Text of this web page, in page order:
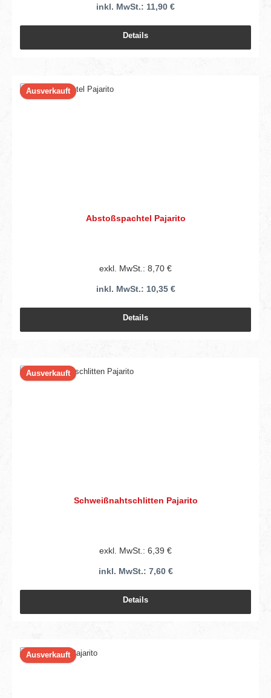
inkl. MwSt.: 11,90 €
Details
Ausverkauft
Abstoßspachtel Pajarito
exkl. MwSt.: 8,70 €
inkl. MwSt.: 10,35 €
Details
Ausverkauft
Schweißnahtschlitten Pajarito
exkl. MwSt.: 6,39 €
inkl. MwSt.: 7,60 €
Details
Ausverkauft